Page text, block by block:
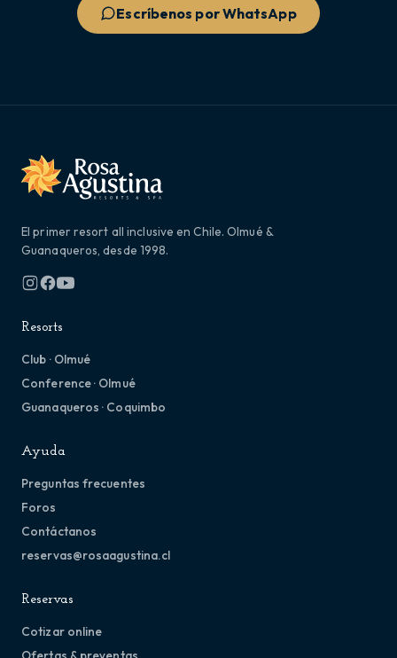
Escríbenos por WhatsApp
El primer resort all inclusive en Chile. Olmué &
Guanaqueros, desde 1998.
Resorts
Club · Olmué
Conference · Olmué
Guanaqueros · Coquimbo
Ayuda
Preguntas frecuentes
Foros
Contáctanos
reservas@rosaagustina.cl
Reservas
Cotizar online